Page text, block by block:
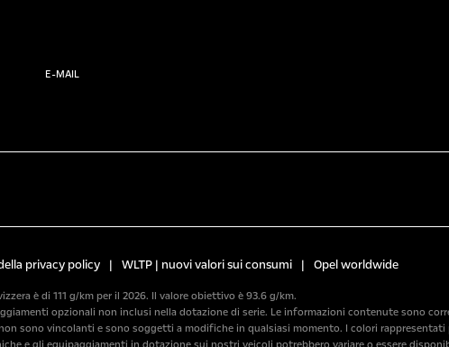
E-MAIL
privacy policy | WLTP | nuovi valori sui consumi | Opel worldwide
è di 111 g/km per il 2026. Il valore obiettivo è 93.6 g/km.
opzionali non inclusi nella dotazione di serie. Le informazioni contenute sono
sono vincolanti e sono soggetti a modifiche in qualsiasi momento. I colori